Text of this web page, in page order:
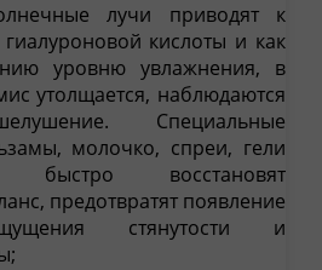
лучи приводят к
кислоты и как
уровню увлажнения, в
утолщается, наблюдаются
Специальные
молочко, спреи, гели
восстановят
предотвратят появление
стянутости и